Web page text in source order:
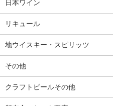
日本ワイン
リキュール
地ウイスキー・スピリッツ
その他
クラフトビールその他